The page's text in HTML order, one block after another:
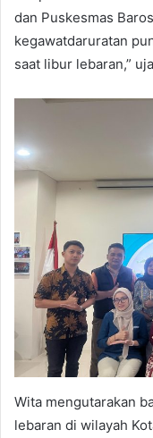
dan Puskesmas
kegawatdaruratan
saat libur lebaran,”
Wita mengutarakan
lebaran di wilayah